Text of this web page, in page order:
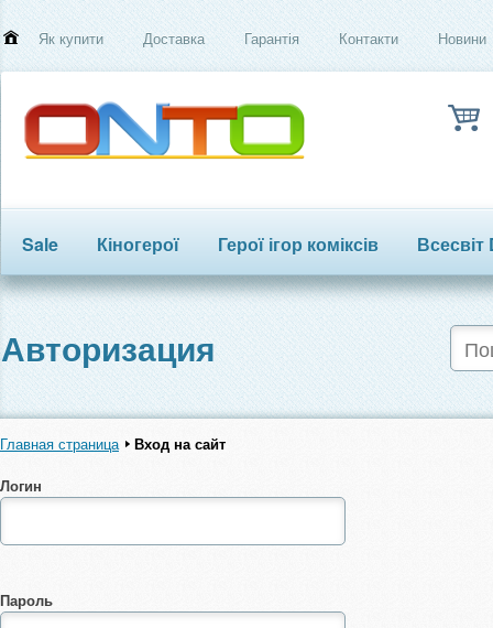
Як купити Доставка Гарантія Контакти Новини
Sale Кіногерої Герої ігор коміксів Всесвіт
Трансформери
Авторизация
Главная страница
Вход на сайт
Логин
Пароль